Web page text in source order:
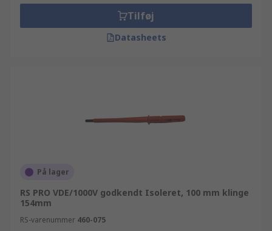
Tilføj
Datasheets
På lager
RS PRO VDE/1000V godkendt Isoleret, 100 mm klinge
154mm
RS-varenummer 460-075